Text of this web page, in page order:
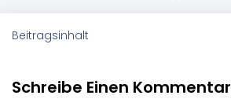
Beitragsinhalt
Schreibe Einen Kommentar